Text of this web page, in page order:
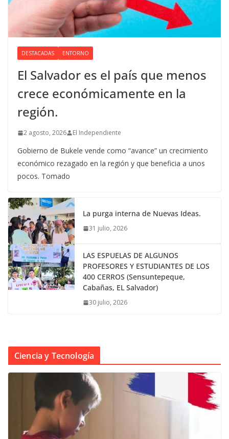
DESTACADAS ENTORNO
El Salvador es el país que menos
crece económicamente en la
región.
2 agosto, 2026 El Independiente
Gobierno de Bukele vende como “avance” un crecimiento
económico rezagado en la región y que beneficia a unos
pocos. Tomado
La purga interna de Nuevas Ideas.
31 julio, 2026
LAS ESPUELAS DE ALGUNOS
PROFESORES Y ESTUDIANTES DE LOS
400 CERROS (Sensuntepeque,
Cabañas, EL Salvador)
30 julio, 2026
Ciencia y Tecnología